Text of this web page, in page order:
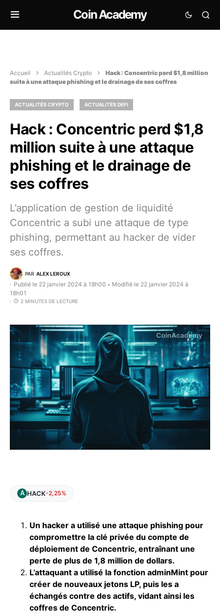
Coin Academy
Accueil Actualités Crypto
Hack : Concentric perd $1,8 million
suite à une attaque phishing et le drainage de ses coffres
ACTUALITÉS CRYPTO ACTUALITÉS DEFI
Hack : Concentric perd $1,8
million suite à une attaque
phishing et le drainage de
ses coffres
L’application de gestion de liquidité
Concentric a subi une attaque de type
phishing, permettant au hacker de vider
ses coffres.
PAR ALEX LEROUX
Publié le 22 janvier 2024 à 18h00 • Modifié le 22 janvier 2024 à
18h01
2 MINUTES DE LECTURE
HACK-2,25%
Un hacker a utilisé une attaque phishing pour
compromettre la clé privée du compte de
déploiement de Concentric, entraînant une
perte de plus de 1,8 million de dollars.
L’attaquant a utilisé la fonction adminMint pour
créer de nouveaux jetons LP, puis les a
échangés contre des actifs, vidant ainsi les
coffres de Concentric.